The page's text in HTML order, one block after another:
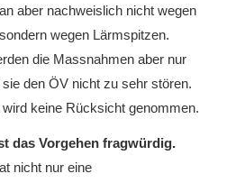
aber nachweislich nicht wegen
wegen Lärmspitzen.
die Massnahmen aber nur
den ÖV nicht zu sehr stören.
keine Rücksicht genommen.
das Vorgehen fragwürdig.
nicht nur eine